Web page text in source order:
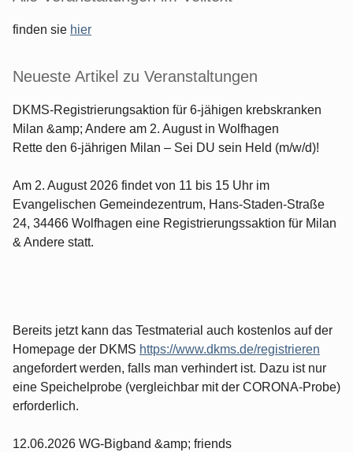
finden sie hier
Neueste Artikel zu Veranstaltungen
DKMS-Registrierungsaktion für 6-jähigen krebskranken
Milan &amp; Andere am 2. August in Wolfhagen
Rette den 6-jährigen Milan – Sei DU sein Held (m/w/d)!
Am 2. August 2026 findet von 11 bis 15 Uhr im
Evangelischen Gemeindezentrum, Hans-Staden-Straße
24, 34466 Wolfhagen eine Registrierungssaktion für Milan
& Andere statt.
Bereits jetzt kann das Testmaterial auch kostenlos auf der
Homepage der DKMS https://www.dkms.de/registrieren
angefordert werden, falls man verhindert ist. Dazu ist nur
eine Speichelprobe (vergleichbar mit der CORONA-Probe)
erforderlich.
12.06.2026 WG-Bigband &amp; friends